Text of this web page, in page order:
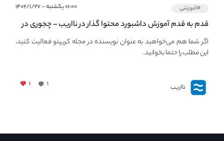
#آموزشی ۰۱:۰۰ یکشنبه - ۱۴۰۲/۱/۲۷
قدم به قدم آموزش داشبورد محتوا گذار در نااریب – چجوری در
نااریب محتوا بگذاریم؟
اگر شما هم می‌خواهید به عنوان نویسنده در مجله کریپتو فعالیت کنید،
این مطلب را حتما بخوانید.
نااریب ۱ ۱